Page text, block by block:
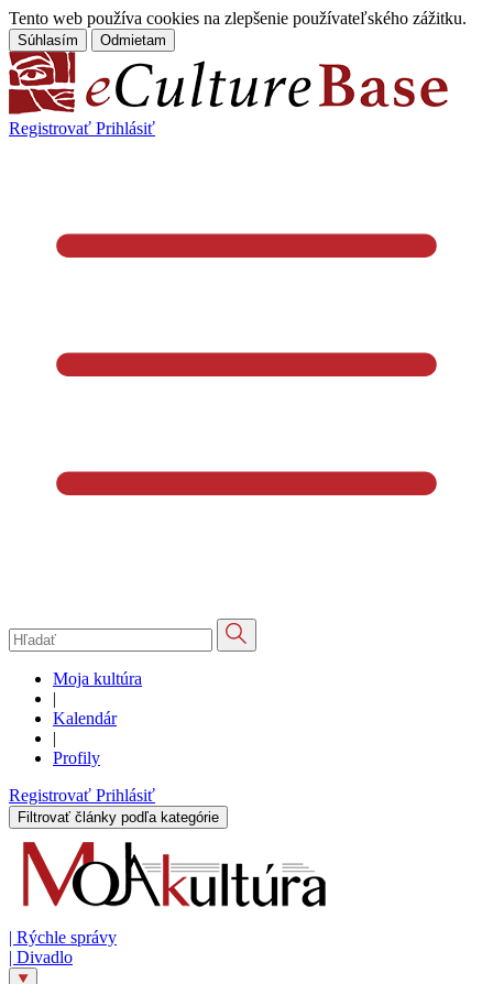
Tento web používa cookies na zlepšenie používateľského zážitku.
Súhlasím Odmietam
Registrovať Prihlásiť
Moja kultúra
|
Kalendár
|
Profily
Registrovať Prihlásiť
Filtrovať články podľa kategórie
| Rýchle správy
| Divadlo